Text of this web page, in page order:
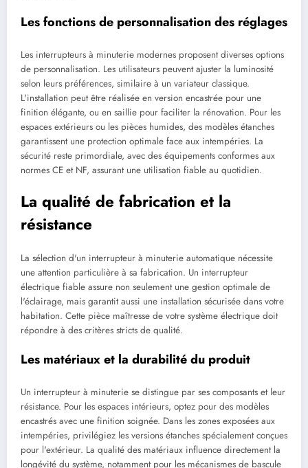
Les fonctions de personnalisation des réglages
Les interrupteurs à minuterie modernes proposent diverses options
de personnalisation. Les utilisateurs peuvent ajuster la luminosité
selon leurs préférences, similaire à un variateur classique.
L'installation peut être réalisée en version encastrée pour une
finition élégante, ou en saillie pour faciliter la rénovation. Pour les
espaces extérieurs ou les pièces humides, des modèles étanches
garantissent une protection optimale face aux intempéries. La
sécurité reste primordiale, avec des équipements conformes aux
normes CE et NF, assurant une utilisation fiable au quotidien.
La qualité de fabrication et la
résistance
La sélection d'un interrupteur à minuterie automatique nécessite
une attention particulière à sa fabrication. Un interrupteur
électrique fiable assure non seulement une gestion optimale de
l'éclairage, mais garantit aussi une installation sécurisée dans votre
habitation. Cette pièce maîtresse de votre système électrique doit
répondre à des critères stricts de qualité.
Les matériaux et la durabilité du produit
Un interrupteur à minuterie se distingue par ses composants et leur
résistance. Pour les espaces intérieurs, optez pour des modèles
encastrés avec une finition soignée. Dans les zones exposées aux
intempéries, privilégiez les versions étanches spécialement conçues
pour l'extérieur. La qualité des matériaux influence directement la
longévité du système, notamment pour les mécanismes de bascule